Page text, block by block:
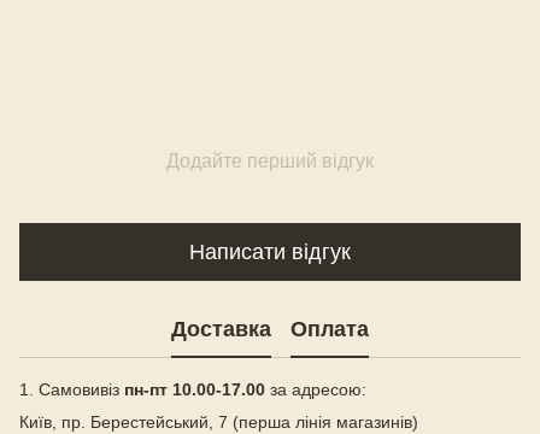
Додайте перший відгук
Написати відгук
Доставка Оплата
1. Самовивіз пн-пт 10.00-17.00 за адресою:
Київ, пр. Берестейський, 7 (перша лінія магазинів)